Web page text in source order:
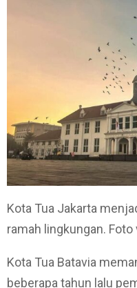
Kota Tua Jakarta
ramah lingkungan.
Kota Tua Batavia
beberapa tahun lalu